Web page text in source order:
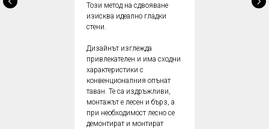
Този метод на сдвояване
изисква идеално гладки
стени.
Дизайнът изглежда
привлекателен и има сходни
характеристики с
конвенционалния опънат
таван. Те са издръжливи,
монтажът е лесен и бърз, а
при необходимост лесно се
демонтират и монтират